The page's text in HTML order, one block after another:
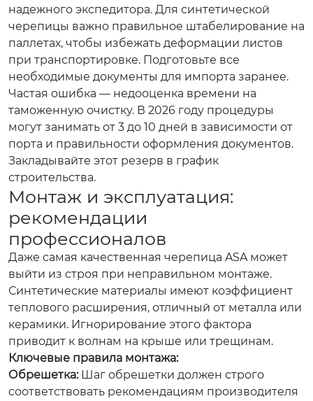
надежного экспедитора. Для синтетической
черепицы важно правильное штабелирование на
паллетах, чтобы избежать деформации листов
при транспортировке. Подготовьте все
необходимые документы для импорта заранее.
Частая ошибка — недооценка времени на
таможенную очистку. В 2026 году процедуры
могут занимать от 3 до 10 дней в зависимости от
порта и правильности оформления документов.
Закладывайте этот резерв в график
строительства.
Монтаж и эксплуатация:
рекомендации
профессионалов
Даже самая качественная черепица ASA может
выйти из строя при неправильном монтаже.
Синтетические материалы имеют коэффициент
теплового расширения, отличный от металла или
керамики. Игнорирование этого фактора
приводит к волнам на крыше или трещинам.
Ключевые правила монтажа:
Обрешетка:Шаг обрешетки должен строго
соответствовать рекомендациям производителя